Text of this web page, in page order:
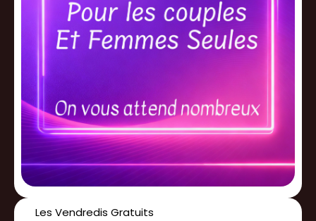
Les Vendredis Gratuits